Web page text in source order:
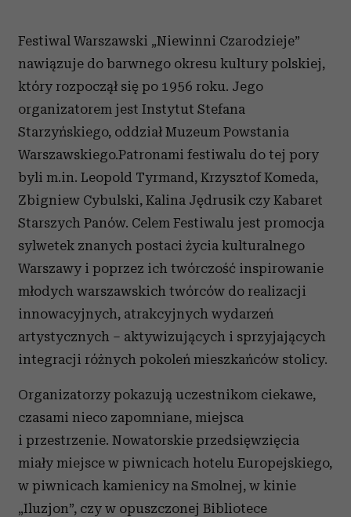
Festiwal Warszawski „Niewinni Czarodzieje”
nawiązuje do barwnego okresu kultury polskiej,
który rozpoczął się po 1956 roku. Jego
organizatorem jest Instytut Stefana
Starzyńskiego, oddział Muzeum Powstania
Warszawskiego.Patronami festiwalu do tej pory
byli m.in. Leopold Tyrmand, Krzysztof Komeda,
Zbigniew Cybulski, Kalina Jędrusik czy Kabaret
Starszych Panów. Celem Festiwalu jest promocja
sylwetek znanych postaci życia kulturalnego
Warszawy i poprzez ich twórczość inspirowanie
młodych warszawskich twórców do realizacji
innowacyjnych, atrakcyjnych wydarzeń
artystycznych – aktywizujących i sprzyjających
integracji różnych pokoleń mieszkańców stolicy.
Organizatorzy pokazują uczestnikom ciekawe,
czasami nieco zapomniane, miejsca
i przestrzenie. Nowatorskie przedsięwzięcia
miały miejsce w piwnicach hotelu Europejskiego,
w piwnicach kamienicy na Smolnej, w kinie
„Iluzjon”, czy w opuszczonej Bibliotece